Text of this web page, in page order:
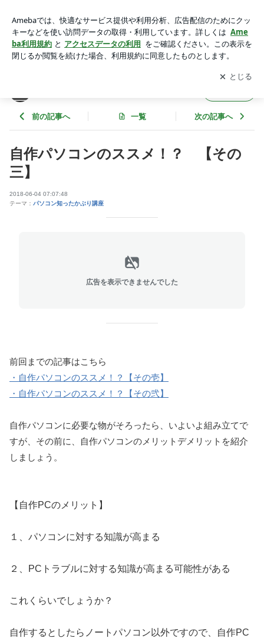
ログ
アプリをダウンロードして ブログの更新通知
を受け取りまし
ょう。
開く
前の記事へ 一覧 次の記事へ
自作パソコンのススメ！？ 【その
三】
2018-06-04 07:07:48
テーマ： パソコン知ったかぶり講座
広告を表示できませんでした
前回までの記事はこちら
・自作パソコンのススメ！？【その壱】
・自作パソコンのススメ！？【その弐】
自作パソコンに必要な物がそろったら、いよいよ組み立てで
すが、その前に、自作パソコンのメリットデメリットを紹介
しましょう。
【自作PCのメリット】
１、パソコンに対する知識が高まる
２、PCトラブルに対する知識が高まる可能性がある
これくらいでしょうか？
自作するとしたらノートパソコン以外ですので、自作PC